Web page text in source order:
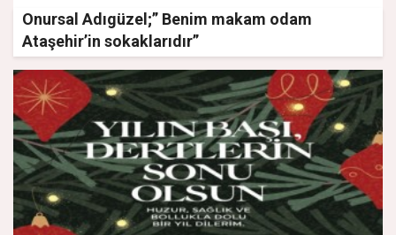
Onursal Adıgüzel;” Benim makam odam
Ataşehir’in sokaklarıdır”